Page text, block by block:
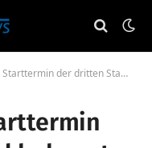
der dritten Staffel bekannt + Visual